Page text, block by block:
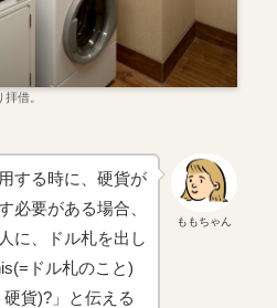
拝借。
ももちゃん
する時に、硬貨が
必要がある場合、
に、ドル札を出し
ドル札のこと)
貨)?」と伝える